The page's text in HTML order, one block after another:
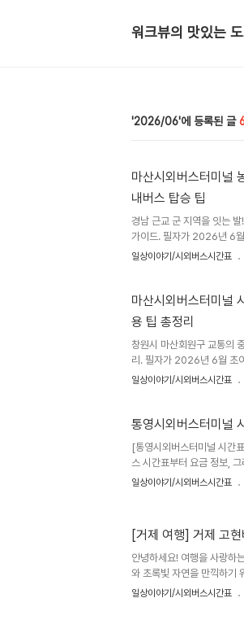
워크뷰의 맛있는
2026/06
마산시외버스터미널
내버스 탑승 팁
경남 근교 군 지역을 잇는
가이드. 필자가 2026년 6월
외버스터미널을 찾았습니다
쉽게 정리해 드립니다.고층
시골 풍경이 펼쳐지는 경남
길이나 의령의 맑은 계곡,
이..
일상이야기/시외버스시간표
마산시외버스터미널
용 팁 총정리
창원시 마산회원구 교통의
리. 필자가 2026년 6월 초
교통 거점 '마산시외버스터
정리해 드립니다.여러분, 혹
차고 빠르게 움직이는 도심
정확한 배차..
일상이야기/시외버스시간표
통영시외버스터미널
[통영시외버스터미널 시간
스 시간표부터 요금 정보,
안한 여행을 시작해 보세요!
거든요. 그런데 막상 터미
안 해도 되나?" 하고 덜컥
일상이야기/시외버스시간표
[거제 여행] 거제 고
안녕하세요! 여행을 사랑하
와 초록빛 자연을 만끽하기
중교통 여행의 핵심이자 시
일상이야기/시외버스시간표